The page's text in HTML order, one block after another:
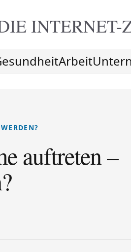
INTERNET-
Arbeit
auftreten –